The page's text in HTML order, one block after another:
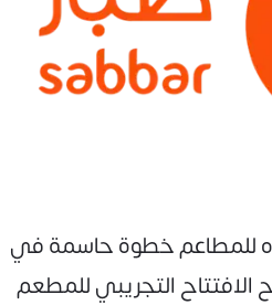
للمطاعم خطوة حاسمة في
الافتتاح التجريبي للمطعم